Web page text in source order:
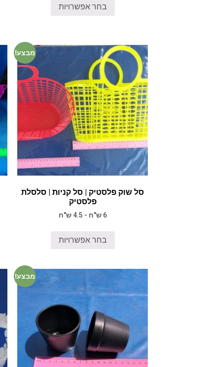
בחר אפשרויות
מבצע!
סל שוק פלסטיק | סל קניות | סלסלת
פלסטיק
6 ש"ח - 4.5 ש"ח
בחר אפשרויות
מבצע!